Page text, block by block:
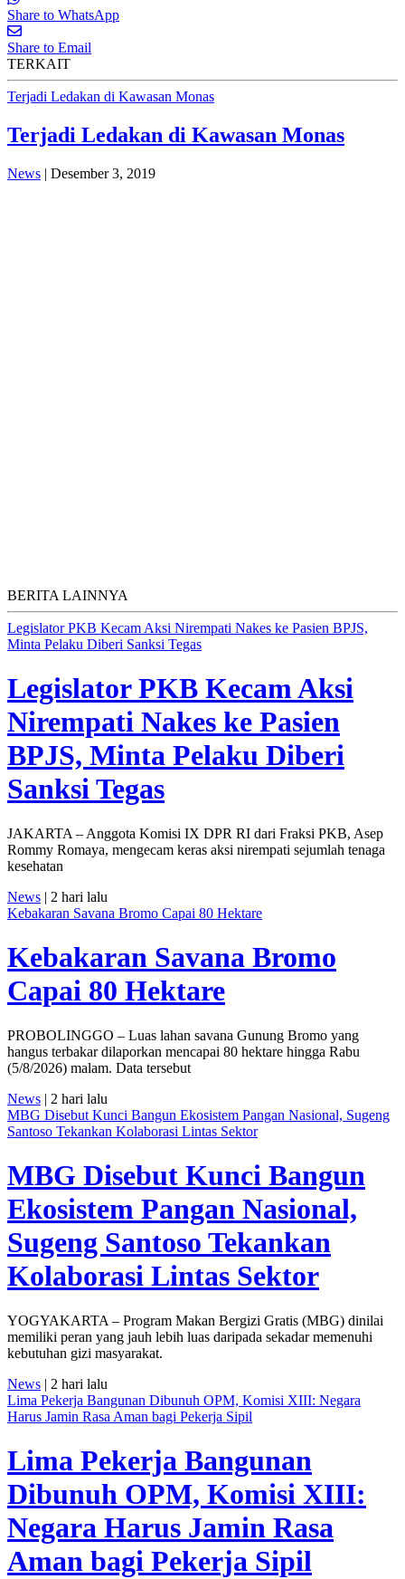
Share to WhatsApp
Share to Email
TERKAIT
Terjadi Ledakan di Kawasan Monas
Terjadi Ledakan di Kawasan Monas
News | Desember 3, 2019
BERITA LAINNYA
Legislator PKB Kecam Aksi Nirempati Nakes ke Pasien BPJS,
Minta Pelaku Diberi Sanksi Tegas
Legislator PKB Kecam Aksi
Nirempati Nakes ke Pasien
BPJS, Minta Pelaku Diberi
Sanksi Tegas
JAKARTA – Anggota Komisi IX DPR RI dari Fraksi PKB, Asep
Rommy Romaya, mengecam keras aksi nirempati sejumlah tenaga
kesehatan
News | 2 hari lalu
Kebakaran Savana Bromo Capai 80 Hektare
Kebakaran Savana Bromo
Capai 80 Hektare
PROBOLINGGO – Luas lahan savana Gunung Bromo yang
hangus terbakar dilaporkan mencapai 80 hektare hingga Rabu
(5/8/2026) malam. Data tersebut
News | 2 hari lalu
MBG Disebut Kunci Bangun Ekosistem Pangan Nasional, Sugeng
Santoso Tekankan Kolaborasi Lintas Sektor
MBG Disebut Kunci Bangun
Ekosistem Pangan Nasional,
Sugeng Santoso Tekankan
Kolaborasi Lintas Sektor
YOGYAKARTA – Program Makan Bergizi Gratis (MBG) dinilai
memiliki peran yang jauh lebih luas daripada sekadar memenuhi
kebutuhan gizi masyarakat.
News | 2 hari lalu
Lima Pekerja Bangunan Dibunuh OPM, Komisi XIII: Negara
Harus Jamin Rasa Aman bagi Pekerja Sipil
Lima Pekerja Bangunan
Dibunuh OPM, Komisi XIII:
Negara Harus Jamin Rasa
Aman bagi Pekerja Sipil